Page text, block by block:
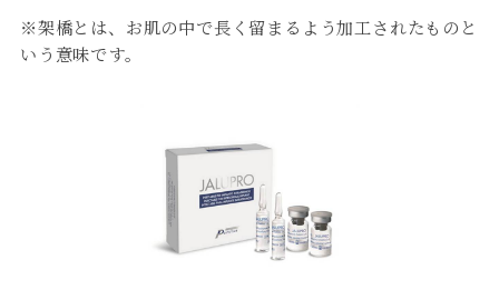
※架橋とは、お肌の中で長く留まるよう加工されたものと
いう意味です。